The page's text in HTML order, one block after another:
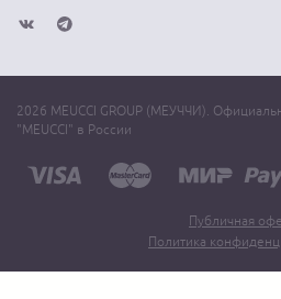
2026 MEUCCI GROUP (МЕУЧЧИ).
"MEUCCI" в России
Публичная
Политика